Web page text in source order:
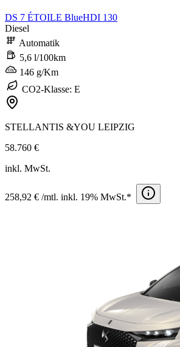
DS 7 ÉTOILE BlueHDI 130
Diesel
Automatik
5,6 l/100km
146 g/Km
CO2-Klasse: E
STELLANTIS &YOU LEIPZIG
58.760 €
inkl. MwSt.
258,92 € /mtl. inkl. 19% MwSt.*